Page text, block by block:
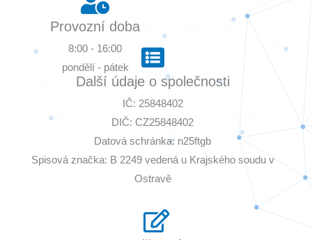
Provozní doba
8:00 - 16:00
pondělí - pátek
Další údaje o společnosti
IČ: 25848402
DIČ: CZ25848402
Datová schránka: n25ftgb
Spisová značka: B 2249 vedená u Krajského soudu v
Ostravě